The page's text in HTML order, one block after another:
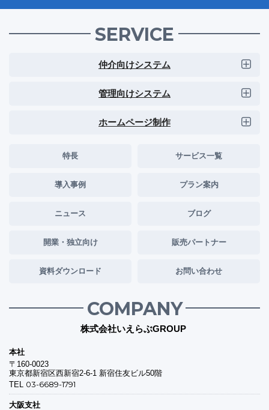
SERVICE
仲介向けシステム
管理向けシステム
ホームページ制作
特長 サービス一覧
導入事例 プラン案内
ニュース ブログ
開業・独立向け 販売パートナー
資料ダウンロード お問い合わせ
COMPANY
株式会社いえらぶGROUP
本社
〒160-0023
東京都新宿区西新宿2-6-1 新宿住友ビル50階
TEL 03-6689-1791
大阪支社